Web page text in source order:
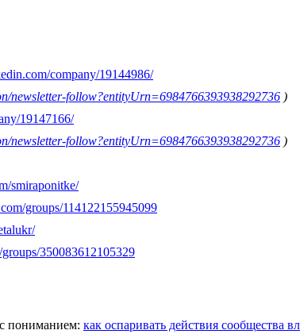
company/19144986/
newsletter-follow?entityUrn=6984766393938292736 )
19147166/
newsletter-follow?entityUrn=6984766393938292736 )
smiraponitke/
groups/114122155945099
350083612105329
с пониманием: как оспаривать действия сообщества